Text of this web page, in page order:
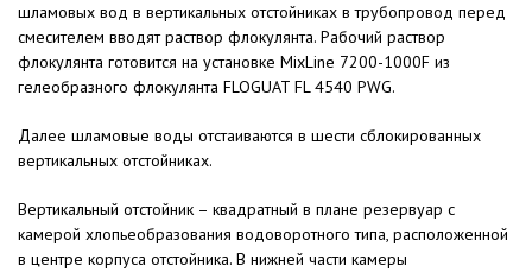
шламовых вод в вертикальных отстойниках в трубопровод перед
смесителем вводят раствор флокулянта. Рабочий раствор
флокулянта готовится на установке MixLine 7200-1000F из
гелеобразного флокулянта FLOGUAT FL 4540 PWG.
Далее шламовые воды отстаиваются в шести сблокированных
вертикальных отстойниках.
Вертикальный отстойник – квадратный в плане резервуар с
камерой хлопьеобразования водоворотного типа, расположенной
в центре корпуса отстойника. В нижней части камеры